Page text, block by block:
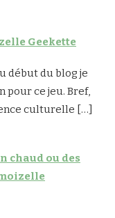
Geekette
début du blog je
pour ce jeu. Bref,
culturelle […]
chaud ou des